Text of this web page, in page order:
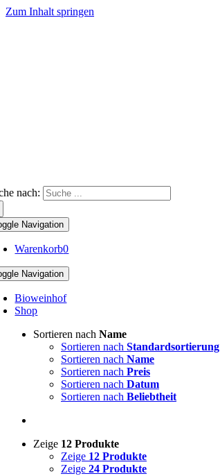
Zum Inhalt springen
nach:
Navigation
Warenkorb0
Navigation
Bioweinhof
Shop
Sortieren nach Name
Sortieren nach Standardsortierung
Sortieren nach Name
Sortieren nach Preis
Sortieren nach Datum
Sortieren nach Beliebtheit
Zeige 12 Produkte
Zeige 12 Produkte
Zeige 24 Produkte